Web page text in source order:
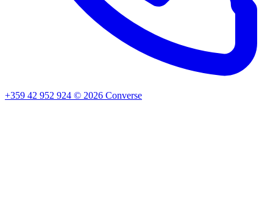
+359 42 952 924 © 2026 Converse